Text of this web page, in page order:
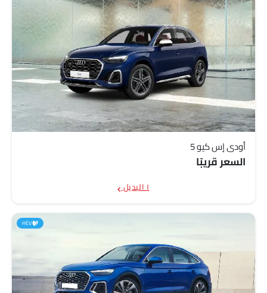
أودي إس كيو 5
السعر قريبًا
١ البديل
HEV